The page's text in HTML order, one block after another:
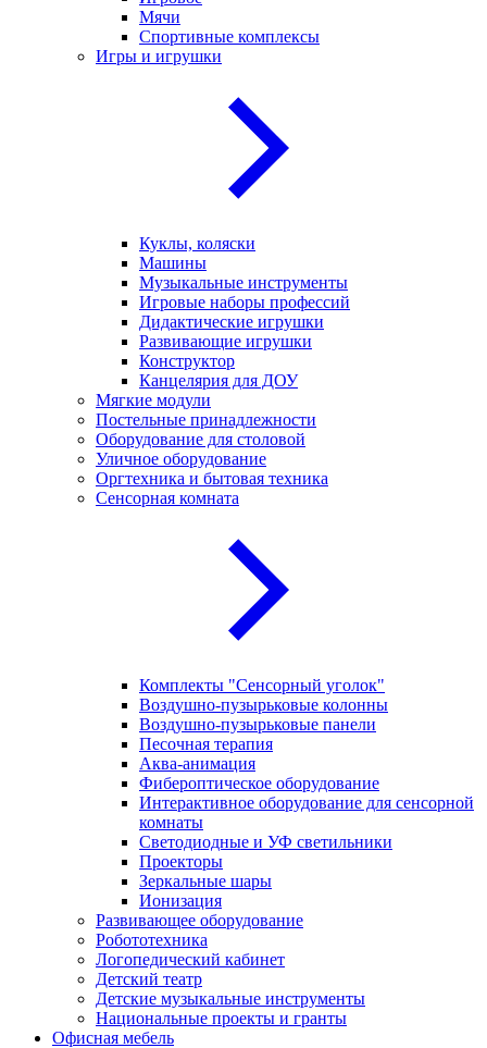
Мячи
Спортивные комплексы
Игры и игрушки
Куклы, коляски
Машины
Музыкальные инструменты
Игровые наборы профессий
Дидактические игрушки
Развивающие игрушки
Конструктор
Канцелярия для ДОУ
Мягкие модули
Постельные принадлежности
Оборудование для столовой
Уличное оборудование
Оргтехника и бытовая техника
Сенсорная комната
Комплекты "Сенсорный уголок"
Воздушно-пузырьковые колонны
Воздушно-пузырьковые панели
Песочная терапия
Аква-анимация
Фибероптическое оборудование
Интерактивное оборудование для сенсорной
комнаты
Светодиодные и УФ светильники
Проекторы
Зеркальные шары
Ионизация
Развивающее оборудование
Робототехника
Логопедический кабинет
Детский театр
Детские музыкальные инструменты
Национальные проекты и гранты
Офисная мебель